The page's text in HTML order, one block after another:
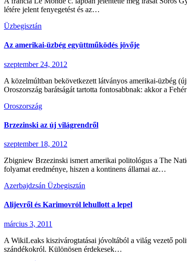
létére jelent fenyegetést és az…
Üzbegisztán
Az amerikai-üzbég együttműködés jövője
szeptember 24, 2012
A közelmúltban bekövetkezett látványos amerikai-üzbég
Oroszország barátságát tartotta fontosabbnak: akkor a
Oroszország
Brzezinski az új világrendről
szeptember 18, 2012
Zbigniew Brzezinski ismert amerikai politológus a The
folyamat eredménye, hiszen a kontinens államai az…
Azerbajdzsán Üzbegisztán
Alijevről és Karimovról lehullott a lepel
március 3, 2011
A WikiLeaks kiszivárogtatásai jóvoltából a világ vezető
szándékokról. Különösen érdekesek…